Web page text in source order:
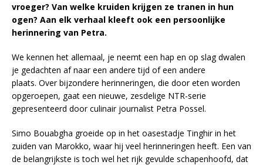
vroeger? Van welke kruiden krijgen ze tranen in hun
ogen? Aan elk verhaal kleeft ook een persoonlijke
herinnering van Petra.
We kennen het allemaal, je neemt een hap en op slag dwalen
je gedachten af naar een andere tijd of een andere
plaats. Over bijzondere herinneringen, die door eten worden
opgeroepen, gaat een nieuwe, zesdelige NTR-serie
gepresenteerd door culinair journalist Petra Possel.
Simo Bouabgha groeide op in het oasestadje Tinghir in het
zuiden van Marokko, waar hij veel herinneringen heeft. Een van
de belangrijkste is toch wel het rijk gevulde schapenhoofd, dat